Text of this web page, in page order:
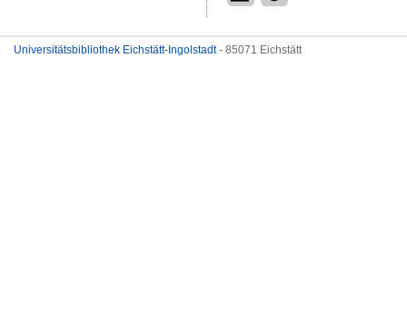
Universitätsbibliothek Eichstätt-Ingolstadt- 85071 Eichstätt